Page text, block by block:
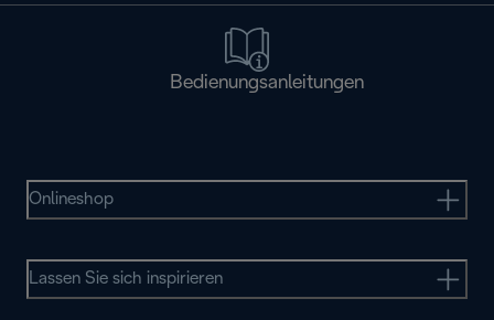
Bedienungsanleitungen
Onlineshop
Lassen Sie sich inspirieren